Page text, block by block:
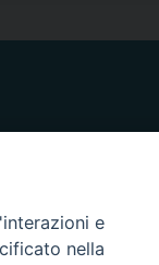
i nostri social
e
nella